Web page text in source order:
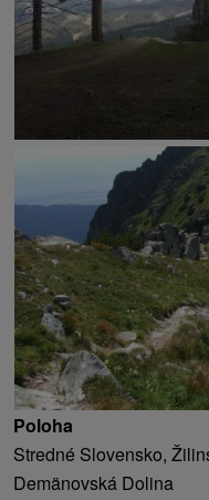
Poloha
Stredné Slovensko,
Demänovská Dolina